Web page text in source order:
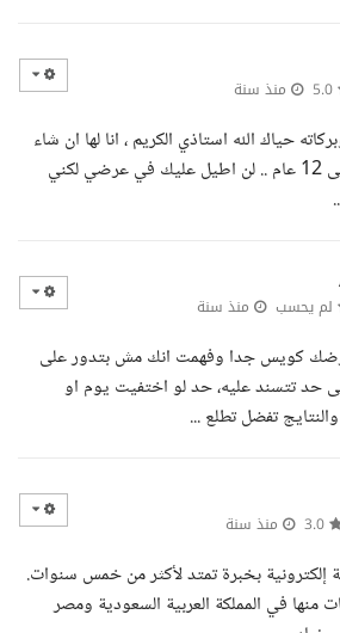
منذ سنة
حياك الله استاذي الكريم ، انا لها ان شاء
الله بخبرة تسويقية تمتد الى 12 عام .. لن اطيل عليك في عرضي لكني
لم يحسب منذ سنة
كويس جدا وفهمت انك مش بتدور على
حد تتسند عليه، حد لو اختفيت يوم او
تفضل تطلع ...
منذ سنة
إلكترونية بخبرة تمتد لأكثر من خمس سنوات.
منها في المملكة العربية السعودية ومصر